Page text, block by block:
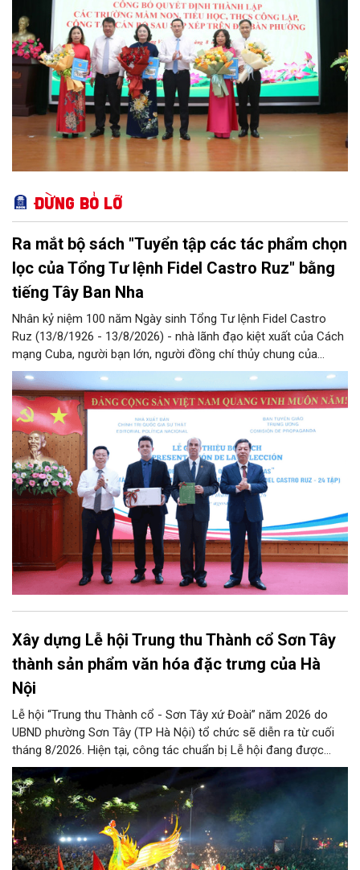
Đừng bỏ lỡ
Ra mắt bộ sách "Tuyển tập các tác phẩm chọn
lọc của Tổng Tư lệnh Fidel Castro Ruz" bằng
tiếng Tây Ban Nha
Nhân kỷ niệm 100 năm Ngày sinh Tổng Tư lệnh Fidel Castro
Ruz (13/8/1926 - 13/8/2026) - nhà lãnh đạo kiệt xuất của Cách
mạng Cuba, người bạn lớn, người đồng chí thủy chung của
Đảng, Nhà nước và nhân dân Việt Nam, chiều 5/8, tại Hà Nội,
Nhà xuất bản Chính trị quốc gia Sự thật phối hợp với Ban Tuyên
giáo Trung ương tổ chức Lễ giới thiệu bộ sách “Tuyển tập các
tác phẩm chọn lọc của Tổng Tư lệnh Fidel Castro Ruz” gồm 24
tập bằng tiếng Tây Ban Nha.
Xây dựng Lễ hội Trung thu Thành cổ Sơn Tây
thành sản phẩm văn hóa đặc trưng của Hà
Nội
Lễ hội “Trung thu Thành cổ - Sơn Tây xứ Đoài” năm 2026 do
UBND phường Sơn Tây (TP Hà Nội) tổ chức sẽ diễn ra từ cuối
tháng 8/2026. Hiện tại, công tác chuẩn bị Lễ hội đang được
chính quyền phường Sơn Tây cùng các phòng, ban, ngành, đơn
vị và 25 tổ dân phố khẩn trương triển khai, tạo khí thế sôi nổi,
sẵn sàng mang đến cho Nhân dân và du khách một mùa Trung
thu quy mô, đặc sắc và giàu bản sắc văn hóa xứ Đoài.